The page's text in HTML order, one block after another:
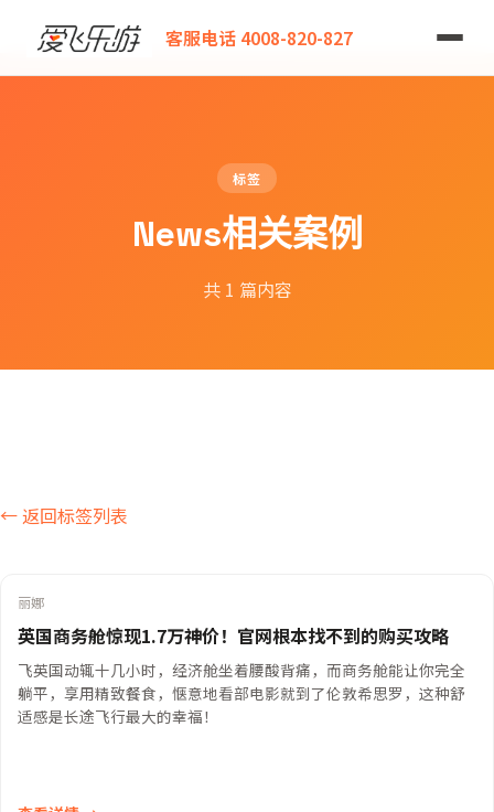
客服电话 4008-820-827
爱飞乐游
标签
News相关案例
共 1 篇内容
← 返回标签列表
丽娜
英国商务舱惊现1.7万神价！官网根本找不到的购买攻略
飞英国动辄十几小时，经济舱坐着腰酸背痛，而商务舱能让你完全
躺平，享用精致餐食，惬意地看部电影就到了伦敦希思罗，这种舒
适感是长途飞行最大的幸福！